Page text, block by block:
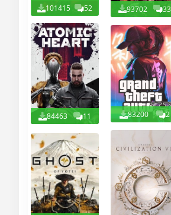
101415 52 93702 33
84463 11 83200 2